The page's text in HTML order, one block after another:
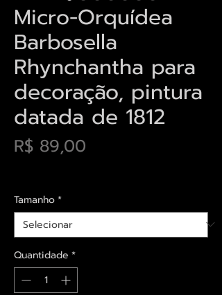
Micro-Orquídea
Barbosella
Rhynchantha para
decoração, pintura
datada de 1812
R$ 89,00
Tamanho*
Quantidade *